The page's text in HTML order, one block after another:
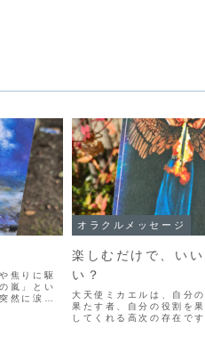
焦りに駆
嵐」とい
然に涙が
オラクルメッセージ
楽しむだけで、い
い？
大天使ミカエルは、自分
果たす者、自分の役割を
してくれる高次の存在で